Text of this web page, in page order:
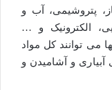
پتروشیمی، آب و
الکترونیک و …
می توانند کل مواد
آبیاری و آشامیدن و